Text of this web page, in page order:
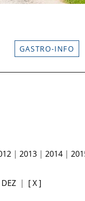
GASTRO-INFO
|2013 |2014 |
DEZ | [ X ]